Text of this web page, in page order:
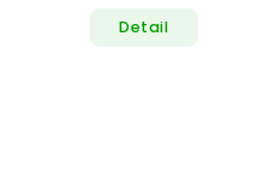
Detail